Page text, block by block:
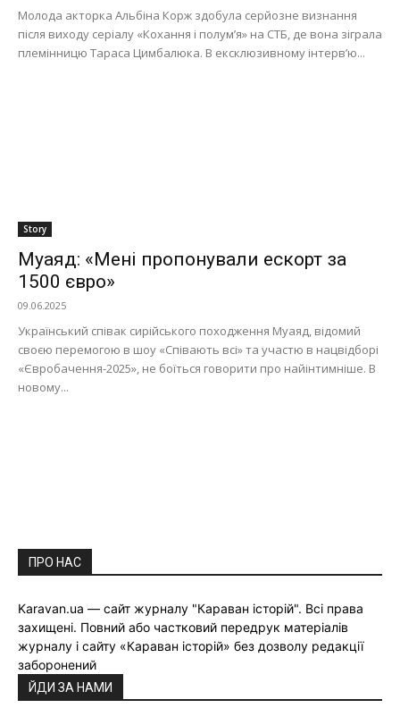
Молода акторка Альбіна Корж здобула серйозне визнання
після виходу серіалу «Кохання і полум’я» на СТБ, де вона зіграла
племінницю Тараса Цимбалюка. В ексклюзивному інтерв’ю...
Story
Муаяд: «Мені пропонували ескорт за
1500 євро»
09.06.2025
Український співак сирійського походження Муаяд, відомий
своєю перемогою в шоу «Співають всі» та участю в нацвідборі
«Євробачення-2025», не боїться говорити про найінтимніше. В
новому...
ПРО НАС
Karavan.ua — сайт журналу "Караван історій". Всі права
захищені. Повний або частковий передрук матеріалів
журналу і сайту «Караван історій» без дозволу редакції
заборонений
ЙДИ ЗА НАМИ